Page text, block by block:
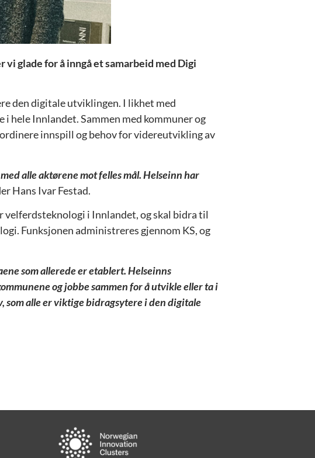
glade for å inngå et samarbeid med Digi
den digitale utviklingen. I likhet med
hele Innlandet. Sammen med kommuner og
innspill og behov for videreutvikling av
alle aktørene mot felles mål. Helseinn har
Hans Ivar Festad.
i Innlandet, og skal bidra til
Funksjonen administreres gjennom KS, og
som allerede er etablert. Helseinns
og jobbe sammen for å utvikle eller ta i
som alle er viktige bidragsytere i den digitale